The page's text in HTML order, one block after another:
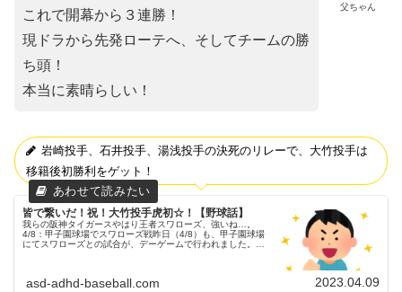
父ちゃん
これで開幕から３連勝！
現ドラから先発ローテへ、そしてチームの勝
ち頭！
本当に素晴らしい！
岩崎投手、石井投手、湯浅投手の決死のリレーで、大竹投手は
移籍後初勝利をゲット！
皆で繋いだ！祝！大竹投手虎初☆！【野球話】
我らの阪神タイガースやはり王者スワローズ、強いね…。
4/8：甲子園球場でスワローズ戦昨日（4/8）も、甲子園球場
にてスワローズとの試合が、デーゲームで行われました。３
asd-adhd-baseball.com 2023.04.09